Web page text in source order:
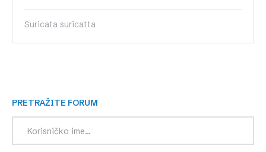
Suricata suricatta
PRETRAŽITE FORUM